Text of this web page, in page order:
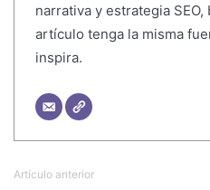
narrativa y estrategia
artículo tenga la misma
inspira.
Artículo anterior